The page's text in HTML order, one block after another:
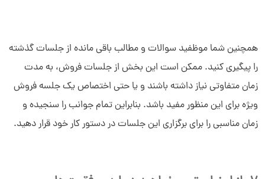
همچنین شما موظفید سوالات و مطالب باقی مانده از جلسات گذشته
را پیگیری کنید. ممکن است این بخش از جلسات فروش، به مدت
زمان متفاوتی نیاز داشته باشند و یا حتی اختصاص یک جلسه فروش
ویژه برای این منظور مفید باشد. بنابراین تمام جوانب را سنجیده و
زمان مناسبی را برای برگزاری این جلسات در دستور کار خود قرار دهید.